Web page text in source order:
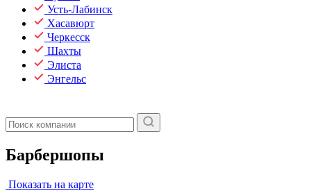
Усть-Лабинск
Хасавюрт
Черкесск
Шахты
Элиста
Энгельс
Барбершопы
Показать на карте